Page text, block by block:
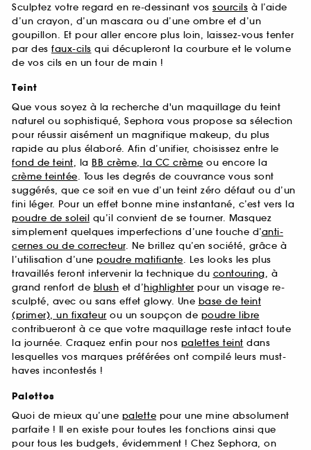
Sculptez votre regard en re-dessinant vos sourcils à l’aide
d’un crayon, d’un mascara ou d’une ombre et d’un
goupillon. Et pour aller encore plus loin, laissez-vous tenter
par des faux-cils qui décupleront la courbure et le volume
de vos cils en un tour de main !
Teint
Que vous soyez à la recherche d'un maquillage du teint
naturel ou sophistiqué, Sephora vous propose sa sélection
pour réussir aisément un magnifique makeup, du plus
rapide au plus élaboré. Afin d’unifier, choisissez entre le
fond de teint, la BB crème, la CC crème ou encore la
crème teintée. Tous les degrés de couvrance vous sont
suggérés, que ce soit en vue d’un teint zéro défaut ou d’un
fini léger. Pour un effet bonne mine instantané, c’est vers la
poudre de soleil qu’il convient de se tourner. Masquez
simplement quelques imperfections d’une touche d’anti-
cernes ou de correcteur. Ne brillez qu’en société, grâce à
l’utilisation d’une poudre matifiante. Les looks les plus
travaillés feront intervenir la technique du contouring, à
grand renfort de blush et d’highlighter pour un visage re-
sculpté, avec ou sans effet glowy. Une base de teint
(primer), un fixateur ou un soupçon de poudre libre
contribueront à ce que votre maquillage reste intact toute
la journée. Craquez enfin pour nos palettes teint dans
lesquelles vos marques préférées ont compilé leurs must-
haves incontestés !
Palettes
Quoi de mieux qu’une palette pour une mine absolument
parfaite ! Il en existe pour toutes les fonctions ainsi que
pour tous les budgets, évidemment ! Chez Sephora, on